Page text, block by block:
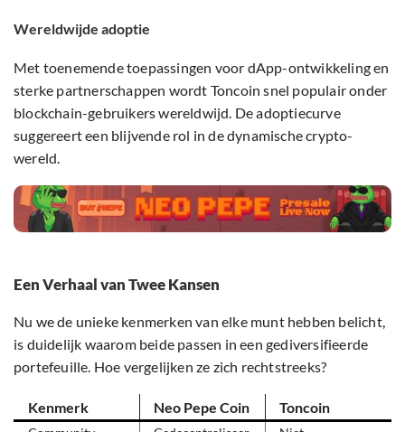
Wereldwijde adoptie
Met toenemende toepassingen voor dApp-ontwikkeling en
sterke partnerschappen wordt Toncoin snel populair onder
blockchain-gebruikers wereldwijd. De adoptiecurve
suggereert een blijvende rol in de dynamische crypto-
wereld.
Een Verhaal van Twee Kansen
Nu we de unieke kenmerken van elke munt hebben belicht,
is duidelijk waarom beide passen in een gediversifieerde
portefeuille. Hoe vergelijken ze zich rechtstreeks?
Kenmerk Neo Pepe Coin Toncoin